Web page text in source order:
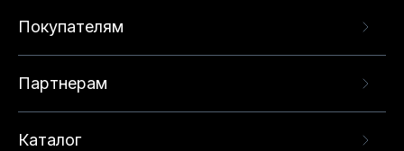
Покупателям
Партнерам
Каталог